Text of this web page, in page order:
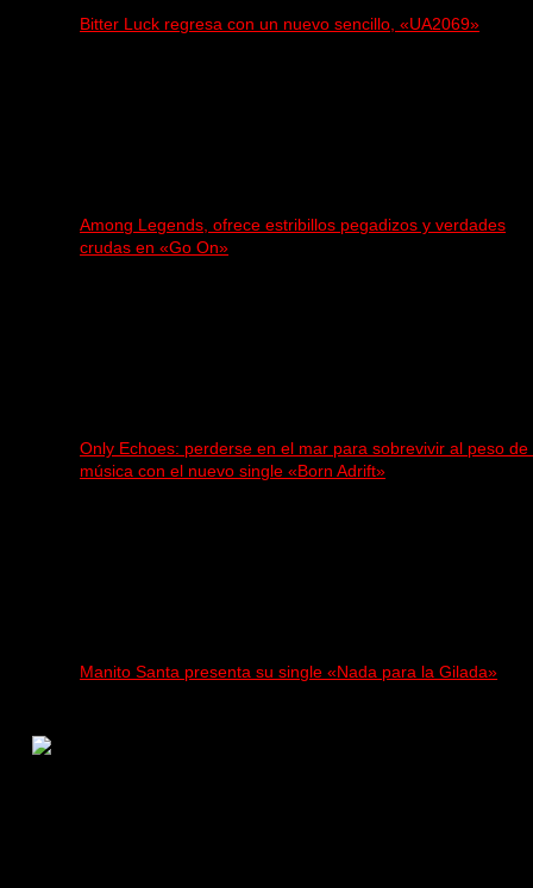
Bitter Luck regresa con un nuevo sencillo, «UA2069»
Among Legends, ofrece estribillos pegadizos y verdades
crudas en «Go On»
Only Echoes: perderse en el mar para sobrevivir al peso de
música con el nuevo single «Born Adrift»
Manito Santa presenta su single «Nada para la Gilada»